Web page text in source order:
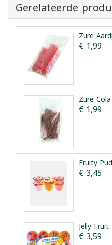
Gerelateerde
Zure
€ 1,99
Zure
€ 1,99
Fruity
€ 3,45
Jelly
€ 3,59